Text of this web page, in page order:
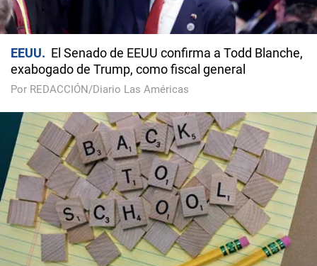
EEUU
El Senado de EEUU confirma a Todd Blanche,
exabogado de Trump, como fiscal general
Por REDACCIÓN/Diario Las Américas